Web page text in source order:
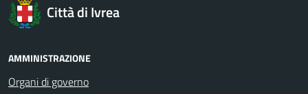
Città di Ivrea
AMMINISTRAZIONE
Organi di governo